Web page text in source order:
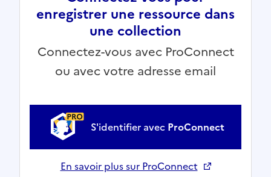
enregistrer une ressource dans
une collection
Connectez-vous avec ProConnect
ou avec votre adresse email
S'identifier avec ProConnect
En savoir plus sur ProConnect